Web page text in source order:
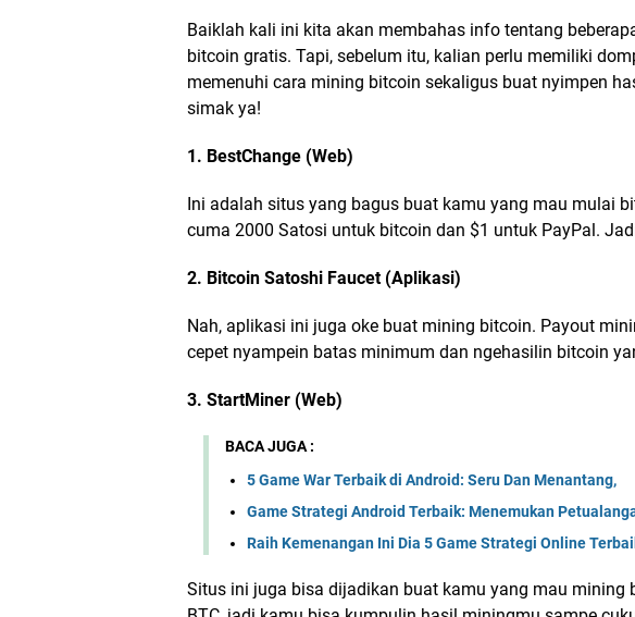
Baiklah kali ini kita akan membahas info tentang
bitcoin gratis. Tapi, sebelum itu, kalian perlu memiliki
memenuhi cara mining bitcoin sekaligus buat nyimpen
simak ya!
1. BestChange (Web)
Ini adalah situs yang bagus buat kamu yang mau mulai
cuma 2000 Satosi untuk bitcoin dan $1 untuk PayPal.
2. Bitcoin Satoshi Faucet (Aplikasi)
Nah, aplikasi ini juga oke buat mining bitcoin. Payout
cepet nyampein batas minimum dan ngehasilin bitcoin
3. StartMiner (Web)
BACA JUGA :
5 Game War Terbaik di Android: Seru Dan Menantang,
Game Strategi Android Terbaik: Menemukan
Raih Kemenangan Ini Dia 5 Game Strategi Online
Situs ini juga bisa dijadikan buat kamu yang mau mining